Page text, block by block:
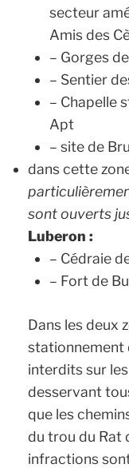
secteur
Amis des
– Gorges
– Sentier
– Chapelle
Apt
– site de
dans cette
sont ouverts
Luberon :
– Cédraie
– Fort de
Dans les deux
stationnement
interdits sur
desservant
que les
du trou du Rat
infractions